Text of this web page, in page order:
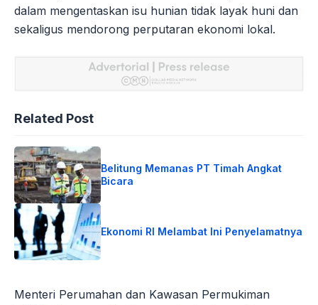
dalam mengentaskan isu hunian tidak layak huni dan
sekaligus mendorong perputaran ekonomi lokal.
Related Post
Belitung Memanas PT Timah Angkat
Bicara
Ekonomi RI Melambat Ini Penyelamatnya
Menteri Perumahan dan Kawasan Permukiman